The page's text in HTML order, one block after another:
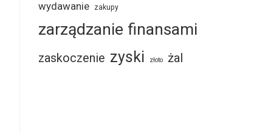
wydawanie zakupy
zarządzanie finansami
zaskoczenie zyski złoto żal